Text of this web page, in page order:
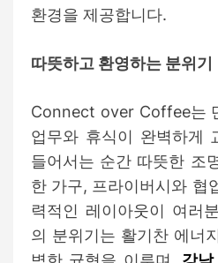
환경을 제공합니다.
따뜻하고 환영하는 분위기
Connect over Coffee는
업무와 휴식이 완벽하게
들어서는 순간 따뜻한 조
한 가구, 프라이버시와 협
력적인 레이아웃이 여러
의 분위기는 활기찬 에너